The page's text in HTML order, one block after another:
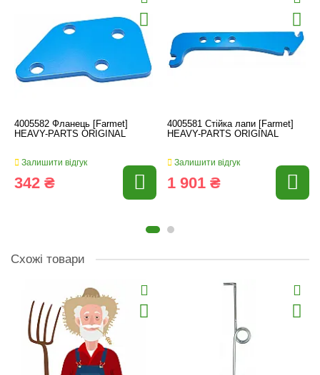
4005582 Фланець [Farmet]
HEAVY-PARTS ORIGINAL
Залишити відгук
342 ₴
4005581 Стійка лапи [Farmet]
HEAVY-PARTS ORIGINAL
Залишити відгук
1 901 ₴
Схожі товари